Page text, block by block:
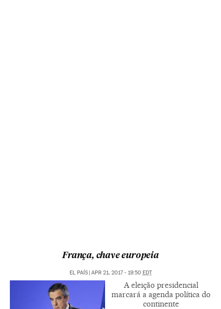
França, chave europeia
EL PAÍS | APR 21, 2017 - 19:50 EDT
A eleição presidencial
marcará a agenda política do
continente